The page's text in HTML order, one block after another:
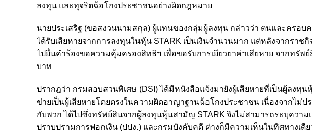
ลงทุน และทุจริตฉ้อโกงประชาชนอย่างผิดกฎหมาย
นายประเสริฐ (ขอสงวนนามสกุล) ผู้แทนของกลุ่มผู้ลงทุน กล่าวว่า ตนและครอ
ได้รับเสียหายจากการลงทุนในหุ้น STARK เป็นเงินจำนวนมาก แต่หลังจากราช
ไปยื่นคำร้องขอความคุ้มครองสิทธิฯ เพื่อขอรับการเยียวยาค่าเสียหาย จากทรัพ
บาท
ปรากฎว่า กรมสอบสวนพิเศษ (DSI) ได้มีหนังสือแจ้งมายังผู้เสียหายที่เป็นผู้ลงทุ
ข่ายเป็นผู้เสียหายโดยตรงในความผิดอาญาฐานฉ้อโกงประชาชน เนื่องจากไม่
กับพวก ได้ไปซึ่งทรัพย์สินจากผู้ลงทุนหุ้นสามัญ STARK จึงไม่สามารถระบุควา
ปราบปรามการฟอกเงิน (ปปง.) และกรมบังคับคดี ต่างก็มีความเห็นในทิศทางเดีย